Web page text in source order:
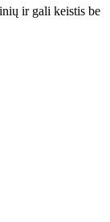
ir gali keistis be